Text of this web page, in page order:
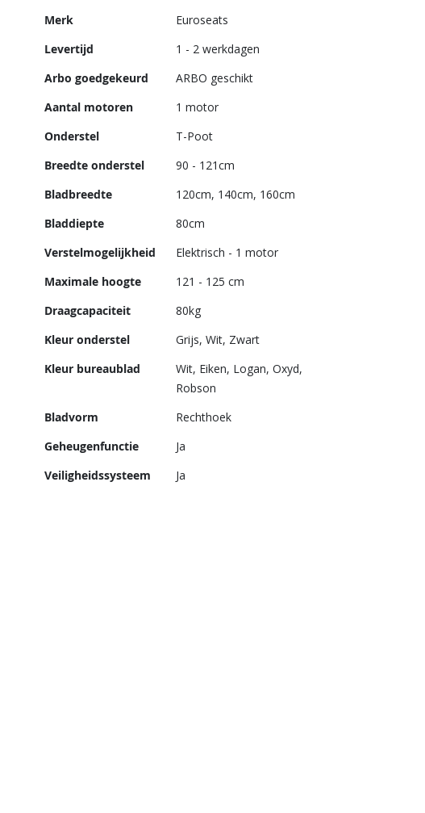
Merk
Euroseats
Levertijd
1 - 2 werkdagen
Arbo goedgekeurd
ARBO geschikt
Aantal motoren
1 motor
Onderstel
T-Poot
Breedte onderstel
90 - 121cm
Bladbreedte
120cm, 140cm, 160cm
Bladdiepte
80cm
Verstelmogelijkheid
Elektrisch - 1 motor
Maximale hoogte
121 - 125 cm
Draagcapaciteit
80kg
Kleur onderstel
Grijs, Wit, Zwart
Kleur bureaublad
Wit, Eiken, Logan, Oxyd,
Robson
Bladvorm
Rechthoek
Geheugenfunctie
Ja
Veiligheidssysteem
Ja